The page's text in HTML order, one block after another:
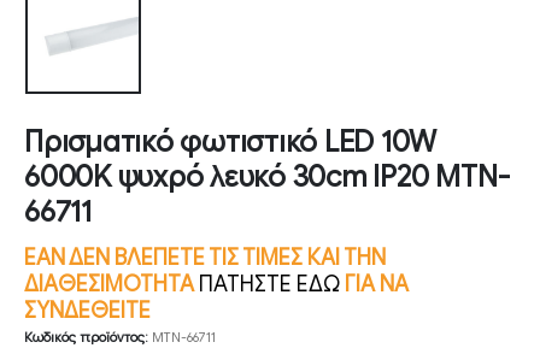
Πρισματικό φωτιστικό LED 10W
6000K ψυχρό λευκό 30cm IP20 MTN-
66711
ΕΑΝ ΔΕΝ ΒΛΕΠΕΤΕ ΤΙΣ ΤΙΜΕΣ ΚΑΙ ΤΗΝ
ΔΙΑΘΕΣΙΜΟΤΗΤΑ ΠΑΤΗΣΤΕ ΕΔΩ ΓΙΑ ΝΑ
ΣΥΝΔΕΘΕΙΤΕ
Κωδικός προϊόντος: MTN-66711